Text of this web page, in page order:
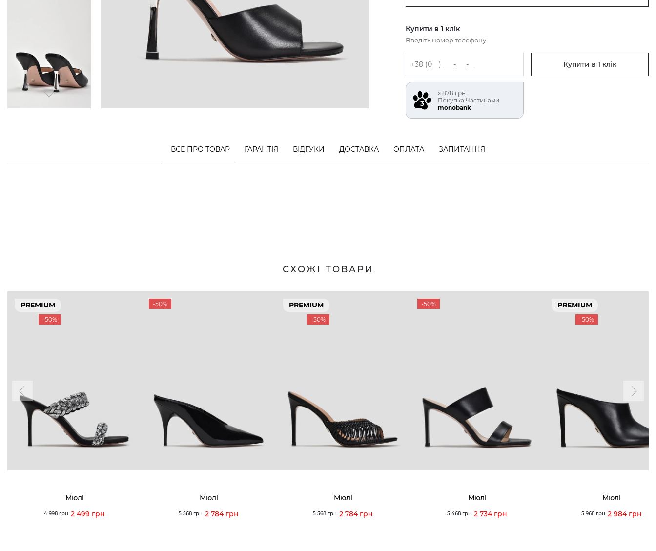
Купити в 1 клік
Введіть номер телефону
Купити в 1 клік
х 878 грн
Покупка Частинами
monobank
ВСЕ ПРО ТОВАР ГАРАНТІЯ ВІДГУКИ ДОСТАВКА ОПЛАТА ЗАПИТАННЯ
СХОЖІ ТОВАРИ
PREMIUM
-50%
Мюлі
4 998 грн 2 499 грн
-50%
Мюлі
5 568 грн 2 784 грн
PREMIUM
-50%
Мюлі
5 568 грн 2 784 грн
-50%
Мюлі
5 468 грн 2 734 грн
PREMIUM
-50%
Мюлі
5 968 грн 2 984 грн